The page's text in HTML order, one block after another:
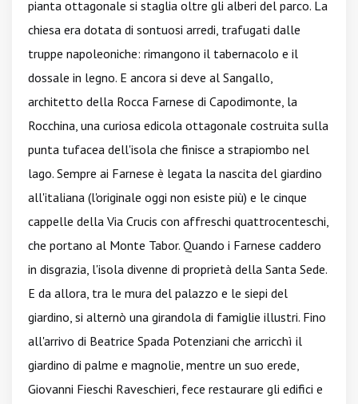
pianta ottagonale si staglia oltre gli alberi del parco. La
chiesa era dotata di sontuosi arredi, trafugati dalle
truppe napoleoniche: rimangono il tabernacolo e il
dossale in legno. E ancora si deve al Sangallo,
architetto della Rocca Farnese di Capodimonte, la
Rocchina, una curiosa edicola ottagonale costruita sulla
punta tufacea dell'isola che finisce a strapiombo nel
lago. Sempre ai Farnese è legata la nascita del giardino
all'italiana (l'originale oggi non esiste più) e le cinque
cappelle della Via Crucis con affreschi quattrocenteschi,
che portano al Monte Tabor. Quando i Farnese caddero
in disgrazia, l'isola divenne di proprietà della Santa Sede.
E da allora, tra le mura del palazzo e le siepi del
giardino, si alternò una girandola di famiglie illustri. Fino
all'arrivo di Beatrice Spada Potenziani che arricchì il
giardino di palme e magnolie, mentre un suo erede,
Giovanni Fieschi Raveschieri, fece restaurare gli edifici e